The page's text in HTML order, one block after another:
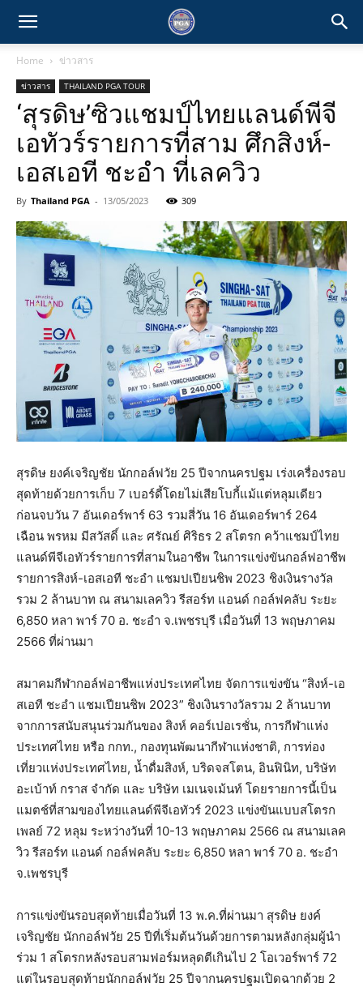
Home ข่าวสาร
ข่าวสาร THAILAND PGA TOUR
‘สุรดิษ’ซิวแชมป์ไทยแลนด์พีจี
เอทัวร์รายการที่สาม ศึกสิงห์-
เอสเอที ชะอำ ที่เลควิว
By Thailand PGA - 13/05/2023 309
สุรดิษ ยงค์เจริญชัย นักกอล์ฟวัย 25 ปีจากนครปฐม เร่งเครื่องรอบ
สุดท้ายด้วยการเก็บ 7 เบอร์ดี้โดยไม่เสียโบกี้แม้แต่หลุมเดียว
ก่อนจบวัน 7 อันเดอร์พาร์ 63 รวมสี่วัน 16 อันเดอร์พาร์ 264
เฉือน พรหม มีสวัสดิ์ และ ศรัณย์ ศิริธร 2 สโตรก คว้าแชมป์ไทย
แลนด์พีจีเอทัวร์รายการที่สามในอาชีพ ในการแข่งขันกอล์ฟอาชีพ
รายการสิงห์-เอสเอที ชะอำ แชมปเปียนชิพ 2023 ชิงเงินรางวัล
รวม 2 ล้านบาท ณ สนามเลควิว รีสอร์ท แอนด์ กอล์ฟคลับ ระยะ
6,850 หลา พาร์ 70 อ. ชะอำ จ.เพชรบุรี เมื่อวันที่ 13 พฤษภาคม
2566 ที่ผ่านมา
สมาคมกีฬากอล์ฟอาชีพแห่งประเทศไทย จัดการแข่งขัน “สิงห์-เอ
สเอที ชะอำ แชมเปียนชิพ 2023” ชิงเงินรางวัลรวม 2 ล้านบาท
จากการสนับสนุนร่วมกันของ สิงห์ คอร์เปอเรชั่น, การกีฬาแห่ง
ประเทศไทย หรือ กกท., กองทุนพัฒนากีฬาแห่งชาติ, การท่อง
เที่ยวแห่งประเทศไทย, น้ำดื่มสิงห์, บริดจสโตน, อินฟินิท, บริษัท
อะเบ้าท์ กราส จำกัด และ บริษัท เมเนจเม้นท์ โดยรายการนี้เป็น
แมตช์ที่สามของไทยแลนด์พีจีเอทัวร์ 2023 แข่งขันแบบสโตรก
เพลย์ 72 หลุม ระหว่างวันที่ 10-13 พฤษภาคม 2566 ณ สนามเลค
วิว รีสอร์ท แอนด์ กอล์ฟคลับ ระยะ 6,850 หลา พาร์ 70 อ. ชะอำ
จ.เพชรบุรี
การแข่งขันรอบสุดท้ายเมื่อวันที่ 13 พ.ค.ที่ผ่านมา สุรดิษ ยงค์
เจริญชัย นักกอล์ฟวัย 25 ปีที่เริ่มต้นวันด้วยการตามหลังกลุ่มผู้นำ
ร่วม 1 สโตรกหลังรอบสามฟอร์มหลุดตีเกินไป 2 โอเวอร์พาร์ 72
แต่ในรอบสุดท้ายนักกอล์ฟวัย 25 ปีจากนครปฐมเปิดฉากด้วย 2